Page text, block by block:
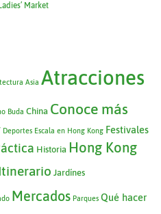
Market
Asia Atracciones
Buda China Conoce más
Deportes Escala en Hong Kong Festivales
Historia Hong Kong
Jardínes
Mercados Parques Qué hacer